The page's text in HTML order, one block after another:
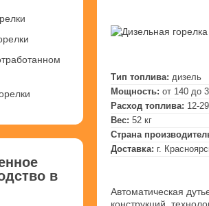
Тип топлива: дизель
Мощность: от 140 до
Расход топлива: 12-
Вес: 52 кг
Страна
Доставка: г.
Автоматическая
в